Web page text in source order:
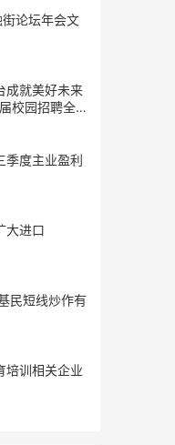
论坛年会文
成就美好未来
校园招聘全
季度主业盈利
大进口
民短线炒作有
培训相关企业